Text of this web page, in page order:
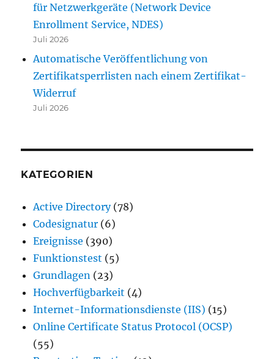
für Netzwerkgeräte (Network Device
Enrollment Service, NDES)
Juli 2026
Automatische Veröffentlichung von
Zertifikatsperrlisten nach einem Zertifikat-
Widerruf
Juli 2026
KATEGORIEN
Active Directory(78)
Codesignatur (6)
Ereignisse (390)
Funktionstest (5)
Grundlagen (23)
Hochverfügbarkeit (4)
Internet-Informationsdienste (IIS) (15)
Online Certificate Status Protocol (OCSP)
(55)